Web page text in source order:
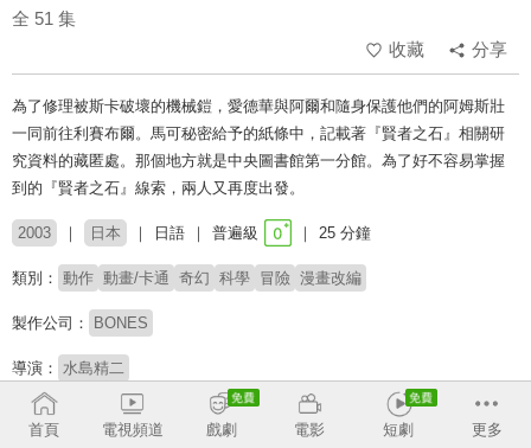
全 51 集
收藏
分享
為了修理被斯卡破壞的機械鎧，愛德華與阿爾和隨身保護他們的阿姆斯壯
一同前往利賽布爾。馬可秘密給予的紙條中，記載著『賢者之石』相關研
究資料的藏匿處。那個地方就是中央圖書館第一分館。為了好不容易掌握
到的『賢者之石』線索，兩人又再度出發。
2003 日本 日語 普遍級 25 分鐘
類別： 動作 動畫/卡通 奇幻 科學 冒險 漫畫改編
製作公司： BONES
導演： 水島精二
配音： 釘宮理惠 豐口惠 若林直美 大川透
根谷美智子
藤原啟治
首頁 電視頻道 戲劇 電影 短劇 更多